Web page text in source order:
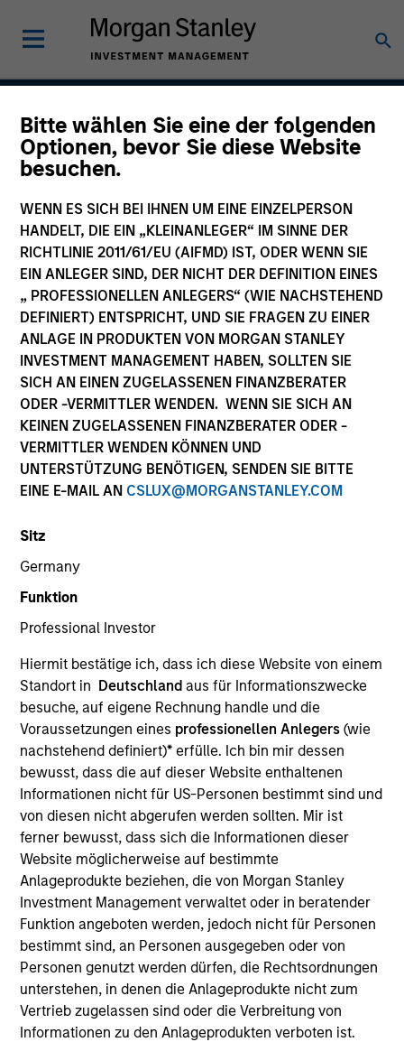
Bitte wählen Sie eine der folgenden
Optionen, bevor Sie diese Website
besuchen.
WENN ES SICH BEI IHNEN UM EINE EINZELPERSON
HANDELT, DIE EIN „KLEINANLEGER“ IM SINNE DER
RICHTLINIE 2011/61/EU (AIFMD) IST, ODER WENN SIE
EIN ANLEGER SIND, DER NICHT DER DEFINITION EINES
„ PROFESSIONELLEN ANLEGERS“ (WIE NACHSTEHEND
DEFINIERT) ENTSPRICHT, UND SIE FRAGEN ZU EINER
ANLAGE IN PRODUKTEN VON MORGAN STANLEY
INVESTMENT MANAGEMENT HABEN, SOLLTEN SIE
SICH AN EINEN ZUGELASSENEN FINANZBERATER
ODER -VERMITTLER WENDEN. WENN SIE SICH AN
KEINEN ZUGELASSENEN FINANZBERATER ODER -
VERMITTLER WENDEN KÖNNEN UND
UNTERSTÜTZUNG BENÖTIGEN, SENDEN SIE BITTE
EINE E-MAIL AN CSLUX@MORGANSTANLEY.COM
Sitz
Germany
Funktion
Professional Investor
Hiermit bestätige ich, dass ich diese Website von einem
Standort in Deutschland aus für Informationszwecke
besuche, auf eigene Rechnung handle und die
Voraussetzungen eines professionellen Anlegers(wie
nachstehend definiert)* erfülle. Ich bin mir dessen
bewusst, dass die auf dieser Website enthaltenen
Informationen nicht für US-Personen bestimmt sind und
von diesen nicht abgerufen werden sollten. Mir ist
ferner bewusst, dass sich die Informationen dieser
Website möglicherweise auf bestimmte
Anlageprodukte beziehen, die von Morgan Stanley
Investment Management verwaltet oder in beratender
Funktion angeboten werden, jedoch nicht für Personen
bestimmt sind, an Personen ausgegeben oder von
Personen genutzt werden dürfen, die Rechtsordnungen
unterstehen, in denen die Anlageprodukte nicht zum
Vertrieb zugelassen sind oder die Verbreitung von
Informationen zu den Anlageprodukten verboten ist.
Global Fixed Income
Opportunities Strategy
Strategy Inception
April 1992
Asset Class
Multi-Sector
Quick Facts
Benchmark
Bloomberg Global Aggregate USD Hedged Index
Related Product
Pooled Vehicle
Insights
Overview
The Morgan Stanley Global Fixed Income Opportunities
Strategy is an unconstrained, benchmark agnostic
strategy that seeks total return including a high level of
current income. This Strategy’s flexibility enables it to
invest in the entire fixed income opportunity set inclusive
of investment‑grade, high‑yield, emerging markets and
securitized credit , selecting only the highest‑conviction
ideas while avoiding the inefficiencies embedded in
global fixed income indices.